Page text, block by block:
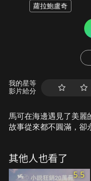
蘿拉鮑盧奇
我的星等
影片給分
馬可在海邊遇見了美麗
故事從來都不圓滿，
考驗，最終馬可將找來
何接受人生中最意想不
其他人也看了
5.5